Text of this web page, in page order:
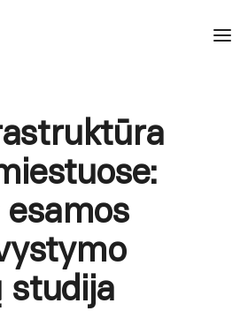
studija